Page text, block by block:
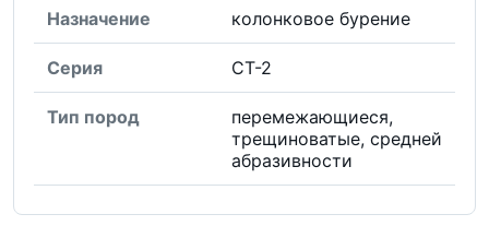
Назначение колонковое бурение
Серия СТ-2
Тип пород
перемежающиеся,
трещиноватые, средней
абразивности